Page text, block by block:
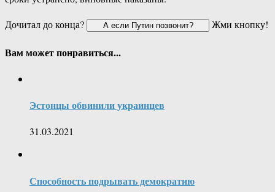
Дочитал до конца?
Жми кнопку!
Вам может понравиться...
Эстонцы обвинили украинцев
31.03.2021
Способность подрывать демократию